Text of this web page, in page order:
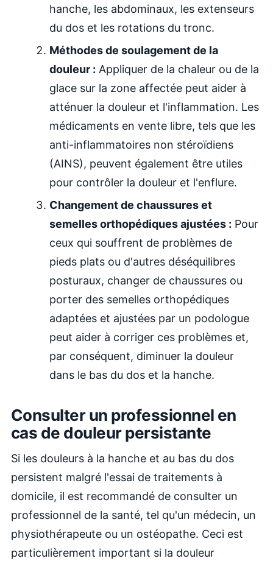
hanche, les abdominaux, les extenseurs
du dos et les rotations du tronc.
Méthodes de soulagement de la
douleur : Appliquer de la chaleur ou de la
glace sur la zone affectée peut aider à
atténuer la douleur et l'inflammation. Les
médicaments en vente libre, tels que les
anti-inflammatoires non stéroïdiens
(AINS), peuvent également être utiles
pour contrôler la douleur et l'enflure.
Changement de chaussures et
semelles orthopédiques ajustées : Pour
ceux qui souffrent de problèmes de
pieds plats ou d'autres déséquilibres
posturaux, changer de chaussures ou
porter des semelles orthopédiques
adaptées et ajustées par un podologue
peut aider à corriger ces problèmes et,
par conséquent, diminuer la douleur
dans le bas du dos et la hanche.
Consulter un professionnel en
cas de douleur persistante
Si les douleurs à la hanche et au bas du dos
persistent malgré l'essai de traitements à
domicile, il est recommandé de consulter un
professionnel de la santé, tel qu'un médecin, un
physiothérapeute ou un ostéopathe. Ceci est
particulièrement important si la douleur